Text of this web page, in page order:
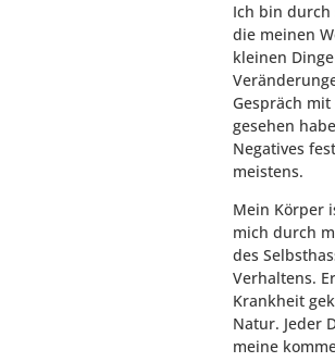
Ich bin durch
die meinen
kleinen
Gespräch
gesehen
Negatives
meistens.
Mein Körper
mich durch
des
Verhaltens.
Krankheit
Natur. Jeder
meine